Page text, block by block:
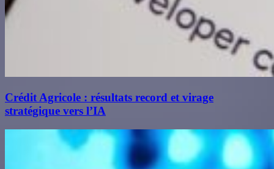
Crédit Agricole : résultats record et virage
stratégique vers l’IA